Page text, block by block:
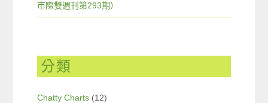
市際雙週刊第293期）
分類
Chatty Charts (12)